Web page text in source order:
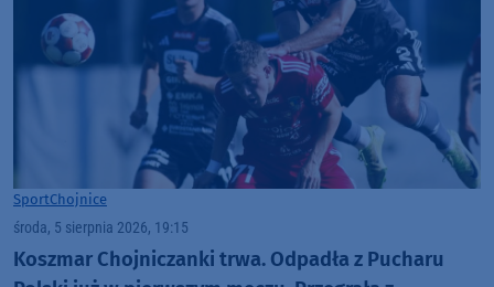
SportChojnice
środa, 5 sierpnia 2026, 19:15
Koszmar Chojniczanki trwa. Odpadła z Pucharu